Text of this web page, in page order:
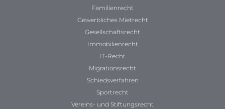
Familienrecht
Gewerbliches Mietrecht
Gesellschaftsrecht
Immobilienrecht
IT-Recht
Migrationsrecht
Schiedsverfahren
Sportrecht
Vereins- und Stiftungsrecht